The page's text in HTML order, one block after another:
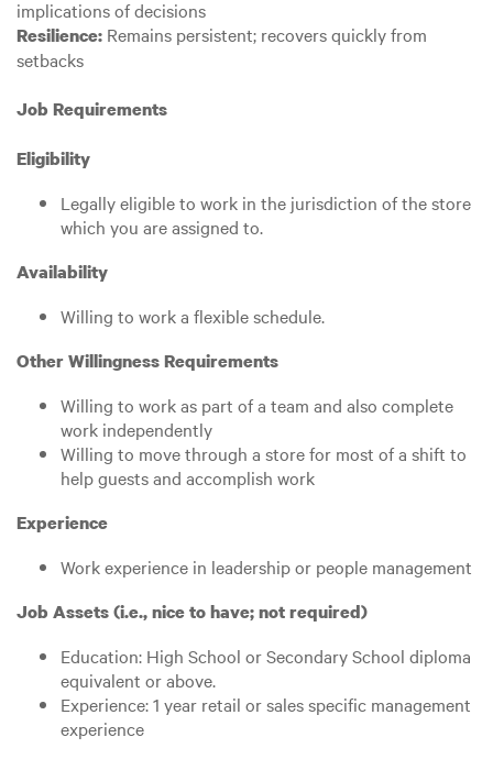
implications of decisions
Resilience: Remains persistent; recovers quickly from
setbacks
Job Requirements
Eligibility
Legally eligible to work in the jurisdiction of the store
which you are assigned to.
Availability
Willing to work a flexible schedule.
Other Willingness Requirements
Willing to work as part of a team and also complete
work independently
Willing to move through a store for most of a shift to
help guests and accomplish work
Experience
Work experience in leadership or people management
Job Assets (i.e., nice to have; not required)
Education: High School or Secondary School diploma
equivalent or above.
Experience: 1 year retail or sales specific management
experience